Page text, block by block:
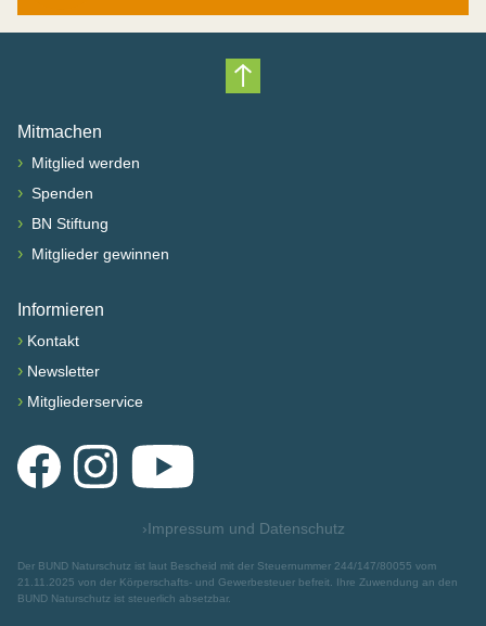
Nach oben scrollen
Mitmachen
› Mitglied werden
› Spenden
› BN Stiftung
› Mitglieder gewinnen
Informieren
› Kontakt
› Newsletter
› Mitgliederservice
FacebookInstagramYouTube
›Impressum und Datenschutz
Der BUND Naturschutz ist laut Bescheid mit der Steuernummer 244/147/80055 vom
21.11.2025 von der Körperschafts- und Gewerbesteuer befreit. Ihre Zuwendung an den
BUND Naturschutz ist steuerlich absetzbar.